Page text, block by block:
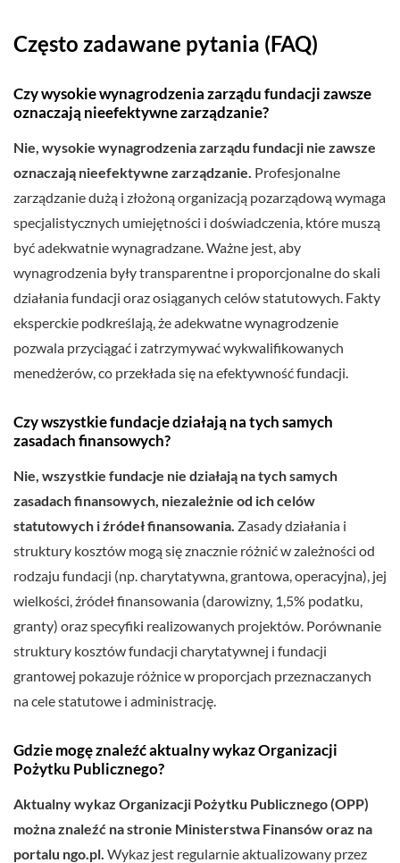
Często zadawane pytania (FAQ)
Czy wysokie wynagrodzenia zarządu fundacji zawsze
oznaczają nieefektywne zarządzanie?
Nie, wysokie wynagrodzenia zarządu fundacji nie zawsze
oznaczają nieefektywne zarządzanie. Profesjonalne
zarządzanie dużą i złożoną organizacją pozarządową wymaga
specjalistycznych umiejętności i doświadczenia, które muszą
być adekwatnie wynagradzane. Ważne jest, aby
wynagrodzenia były transparentne i proporcjonalne do skali
działania fundacji oraz osiąganych celów statutowych. Fakty
eksperckie podkreślają, że adekwatne wynagrodzenie
pozwala przyciągać i zatrzymywać wykwalifikowanych
menedżerów, co przekłada się na efektywność fundacji.
Czy wszystkie fundacje działają na tych samych
zasadach finansowych?
Nie, wszystkie fundacje nie działają na tych samych
zasadach finansowych, niezależnie od ich celów
statutowych i źródeł finansowania. Zasady działania i
struktury kosztów mogą się znacznie różnić w zależności od
rodzaju fundacji (np. charytatywna, grantowa, operacyjna), jej
wielkości, źródeł finansowania (darowizny, 1,5% podatku,
granty) oraz specyfiki realizowanych projektów. Porównanie
struktury kosztów fundacji charytatywnej i fundacji
grantowej pokazuje różnice w proporcjach przeznaczanych
na cele statutowe i administrację.
Gdzie mogę znaleźć aktualny wykaz Organizacji
Pożytku Publicznego?
Aktualny wykaz Organizacji Pożytku Publicznego (OPP)
można znaleźć na stronie Ministerstwa Finansów oraz na
portalu ngo.pl. Wykaz jest regularnie aktualizowany przez